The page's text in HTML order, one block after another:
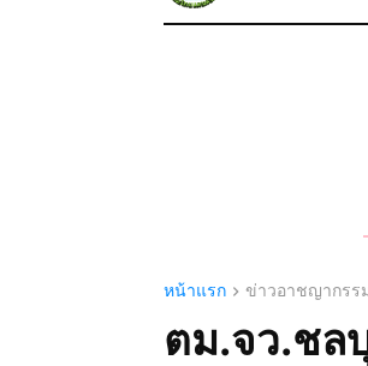
หน้าแรก ข่าวอาชญากรร
ตม.จว.ชล